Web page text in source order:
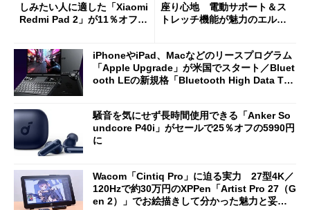
しみたい人に適した「Xiaomi
Redmi Pad 2」が11％オフの
座り心地 電動サポート＆ス
トレッチ機能が魅力のエルゴ
iPhoneやiPad、Macなどのリースプログラム
「Apple Upgrade」が米国でスタート／Bluet
ooth LEの新規格「Bluetooth High Data Thr
騒音を気にせず長時間使用できる「Anker So
undcore P40i」がセールで25％オフの5990円
に
Wacom「Cintiq Pro」に迫る実力 27型4K／
120Hzで約30万円のXPPen「Artist Pro 27（G
en 2）」でお絵描きして分かった魅力と妥協